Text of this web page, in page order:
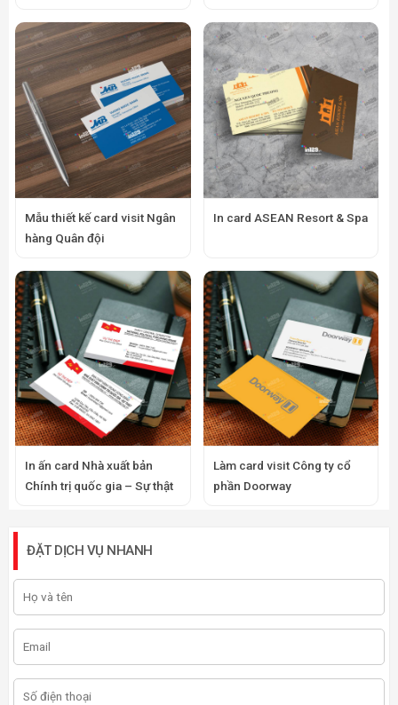
Mẫu thiết kế card visit Ngân
hàng Quân đội
In card ASEAN Resort & Spa
In ấn card Nhà xuất bản
Chính trị quốc gia – Sự thật
Làm card visit Công ty cổ
phần Doorway
ĐẶT DỊCH VỤ NHANH